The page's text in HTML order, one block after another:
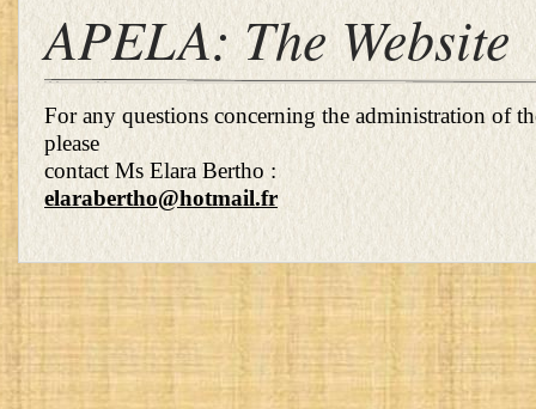
APELA: The Website
For any questions concerning the administration of
please
contact Ms Elara Bertho :
elarabertho@hotmail.fr